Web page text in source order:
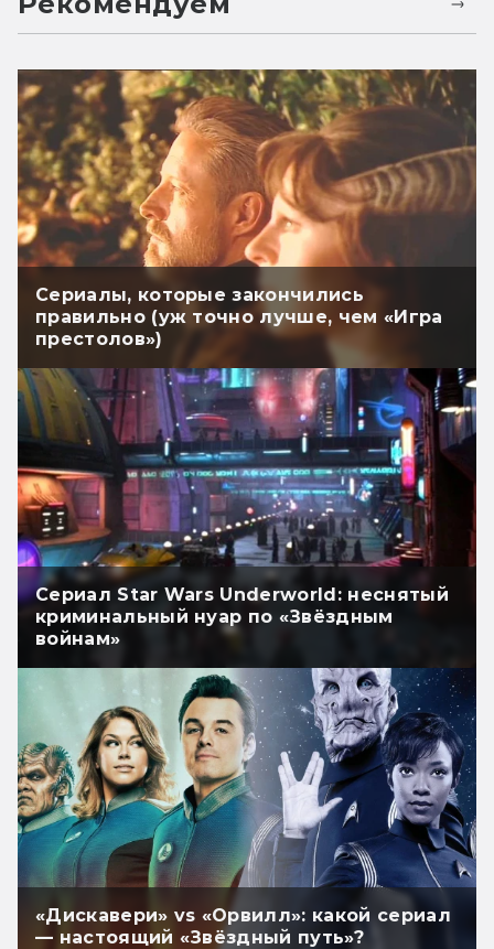
Сериалы, которые закончились
правильно (уж точно лучше, чем «Игра
престолов»)
Сериал Star Wars Underworld: неснятый
криминальный нуар по «Звёздным
войнам»
«Дискавери» vs «Орвилл»: какой сериал
— настоящий «Звёздный путь»?